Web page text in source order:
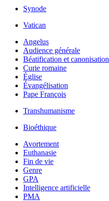
Synode
Vatican
Angelus
Audience générale
Béatification et canonisation
Curie romaine
Église
Évangélisation
Pape François
Transhumanisme
Bioéthique
Avortement
Euthanasie
Fin de vie
Genre
GPA
Intelligence artificielle
PMA